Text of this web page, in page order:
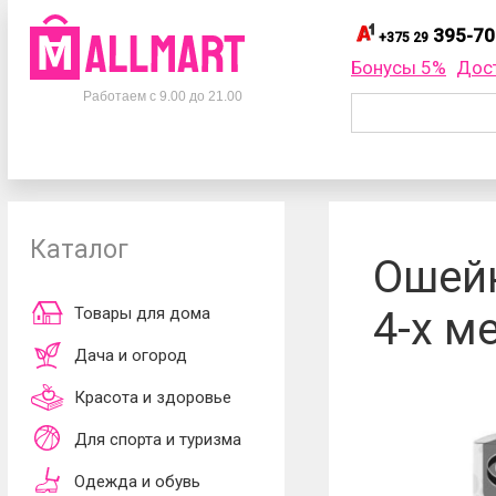
Телефоны
+375 33395-70-75
Работаем с 9.00 до 21.00
+375 29 395-
+375 29
обработки
принимаю
Бонусы 5%
Каталог
Товары для дома
Дача и огород
Красота и здоровье
Для спорта и туризма
Одежда и обувь
4-х